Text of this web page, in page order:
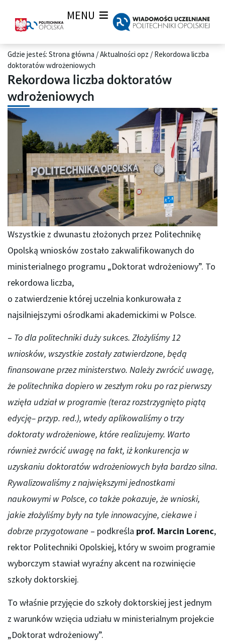
MENU
Gdzie jesteś: Strona główna /Aktualności opz / Rekordowa liczba
doktoratów wdrożeniowych
Rekordowa liczba doktoratów
wdrożeniowych
Wszystkie z dwunastu złożonych przez Politechnikę
Opolską wniosków zostało zakwalifikowanych do
ministerialnego programu „Doktorat wdrożeniowy”. To
rekordowa liczba,
o zatwierdzenie której uczelnia konkurowała z
najsilniejszymi ośrodkami akademickimi w Polsce.
– To dla politechniki duży sukces. Złożyliśmy 12
wniosków, wszystkie zostały zatwierdzone, będą
finansowane przez ministerstwo. Należy zwrócić uwagę,
że politechnika dopiero w zeszłym roku po raz pierwszy
wzięła udział w programie (teraz rozstrzygnięto piątą
edycję– przyp. red.), wtedy aplikowaliśmy o trzy
doktoraty wdrożeniowe, które realizujemy. Warto
również zwrócić uwagę na fakt, iż konkurencja w
uzyskaniu doktoratów wdrożeniowych była bardzo silna.
Rywalizowaliśmy z największymi jednostkami
naukowymi w Polsce, co także pokazuje, że wnioski,
jakie złożyliśmy były na tyle innowacyjne, ciekawe i
dobrze przygotowane – podkreśla prof. Marcin Lorenc,
rektor Politechniki Opolskiej, który w swoim programie
wyborczym stawiał wyraźny akcent na rozwinięcie
szkoły doktorskiej.
To właśnie przyjęcie do szkoły doktorskiej jest jednym
z warunków wzięcia udziału w ministerialnym projekcie
„Doktorat wdrożeniowy”.